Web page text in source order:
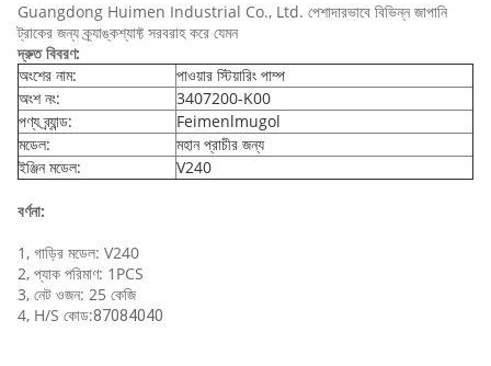
Guangdong Huimen Industrial Co., Ltd. পেশাদারভাবে বিভিন্ন জাপানি
ট্রাকের জন্য ক্র্যাঙ্কশ্যাফ্ট সরবরাহ করে যেমন
দ্রুত বিবরণ:
অংশের নাম:
পাওয়ার স্টিয়ারিং পাম্প
অংশ নং:
3407200-K00
পণ্য ব্র্যান্ড:
Feimenlmugol
মডেল:
মহান প্রাচীর জন্য
ইঞ্জিন মডেল:
V240
বর্ণনা:
1, গাড়ির মডেল: V240
2, প্যাক পরিমাণ: 1PCS
3, নেট ওজন: 25 কেজি
4, H/S কোড:87084040